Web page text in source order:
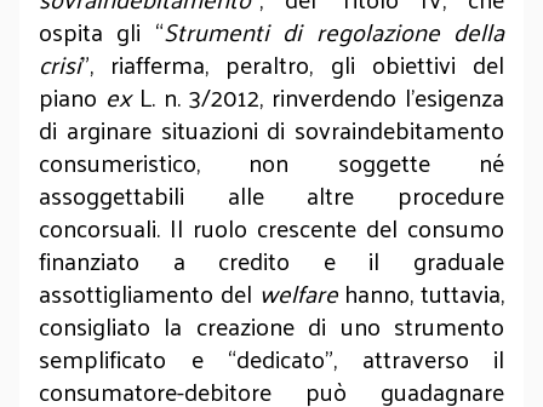
ospita gli “Strumenti di regolazione della
crisi”, riafferma, peraltro, gli obiettivi del
piano exL. n. 3/2012, rinverdendo l’esigenza
di arginare situazioni di sovraindebitamento
consumeristico, non soggette né
assoggettabili alle altre procedure
concorsuali. Il ruolo crescente del consumo
finanziato a credito e il graduale
assottigliamento del welfarehanno, tuttavia,
consigliato la creazione di uno strumento
semplificato e “dedicato”, attraverso il
consumatore-debitore può guadagnare